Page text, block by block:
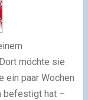
möchte sie
ein paar Wochen
befestigt hat –